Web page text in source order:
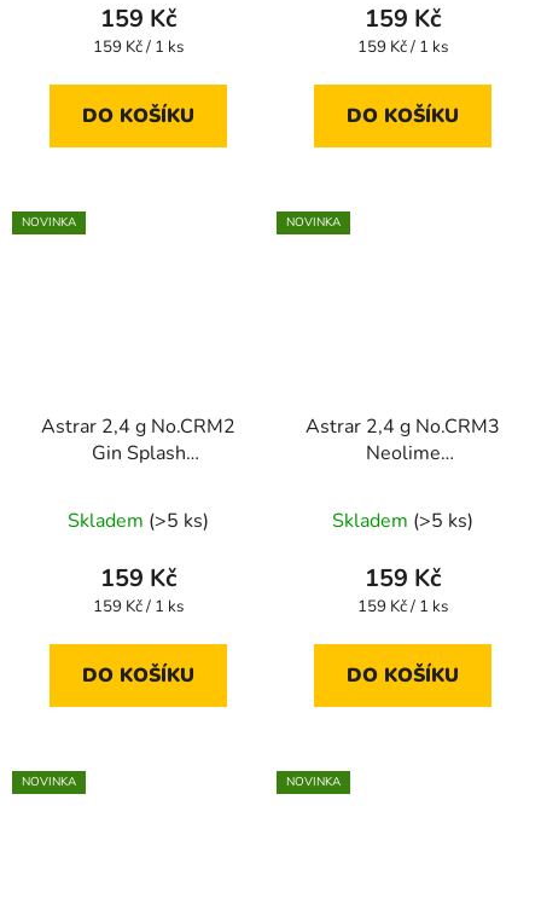
159 Kč
Měrná
159 Kč / 1 ks
DO KOŠÍKU
159 Kč
Měrná
159 Kč / 1 ks
DO KOŠÍKU
NOVINKA
Astrar 2,4 g No.CRM2
Gin Splash
LIMITED
Skladem (>5 ks)
159 Kč
Měrná
159 Kč / 1 ks
DO KOŠÍKU
NOVINKA
Astrar 2,4 g No.CRM3
Neolime
LIMITED
Skladem (>5 ks)
159 Kč
Měrná
159 Kč / 1 ks
DO KOŠÍKU
NOVINKA NOVINKA